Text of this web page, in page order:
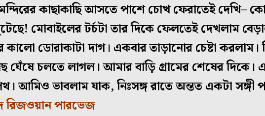
কাছাকাছি আসতে পাশে চোখ ফেরাতেই দেখি–
মোবাইলের টর্চটা তার দিকে ফেলতেই দেখলাম
ডোরাকাটা দাগ। একবার তাড়ানোর চেষ্টা করলাম।
ঘেঁষে চলতে লাগল। আমার বাড়ি গ্রামের শেষের
আমিও ভাবলাম যাক, নিঃসঙ্গ রাতে অন্তত একটা সঙ্গী
রিজওয়ান পারভেজ